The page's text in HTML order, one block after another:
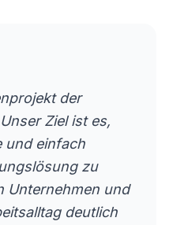
der
Ziel ist es,
und einfach
zu
Unternehmen und
deutlich